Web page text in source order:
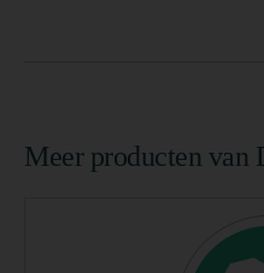
Meer producten van